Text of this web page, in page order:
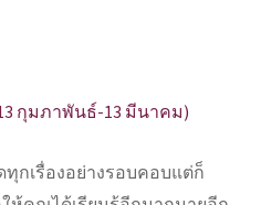
กุมภาพันธ์-13 มีนาคม)
กเรื่องอย่างรอบคอบแต่ก็